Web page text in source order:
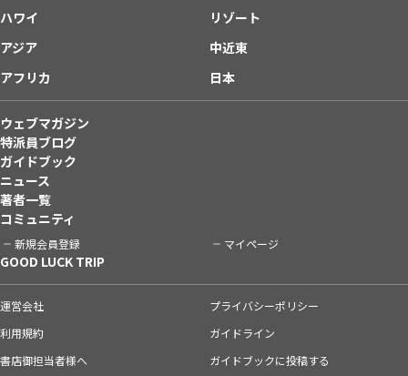
ハワイ
リゾート
アジア
中近東
アフリカ
日本
ウェブマガジン
特派員ブログ
ガイドブック
ニュース
著者一覧
コミュニティ
新規会員登録 マイページ
GOOD LUCK TRIP
運営会社
プライバシーポリシー
利用規約
ガイドライン
書店御担当者様へ
ガイドブックに投稿する